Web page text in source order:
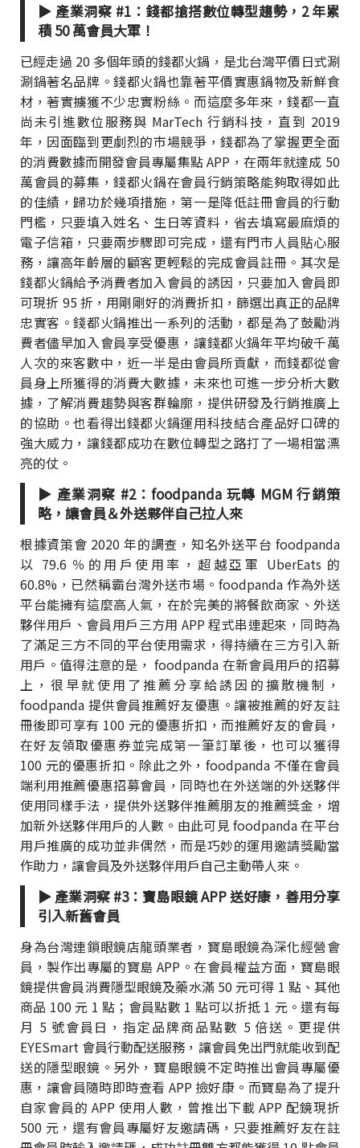
▶ 產業洞察 #1：錢都搶搭數位轉型趨勢，2 年累
積 50 萬會員大軍！
已經走過 20 多個年頭的錢都火鍋，是北台灣平價日式涮
涮鍋著名品牌。錢都火鍋也靠著平價實惠鍋物及新鮮食
材，著實擄獲不少忠實粉絲。而這麼多年來，錢都一直
尚未引進數位服務與 MarTech 行銷科技，直到 2019
年，因面臨到更劇烈的市場競爭，錢都為了掌握更全面
的消費數據而開發會員專屬集點 APP，在兩年就達成 50
萬會員的募集，錢都火鍋在會員行銷策略能夠取得如此
的佳績，歸功於幾項措施，第一是降低註冊會員的行動
門檻，只要填入姓名、生日等資料，省去填寫最麻煩的
電子信箱，只要兩步驟即可完成，還有門市人員貼心服
務，讓高年齡層的顧客更輕鬆的完成會員註冊。其次是
錢都火鍋給予消費者加入會員的誘因，只要加入會員即
可現折 95 折，用剛剛好的消費折扣，篩選出真正的品牌
忠實客。錢都火鍋推出一系列的活動，都是為了鼓勵消
費者儘早加入會員享受優惠，讓錢都火鍋年平均破千萬
人次的來客數中，近一半是由會員所貢獻，而錢都從會
員身上所獲得的消費大數據，未來也可進一步分析大數
據，了解消費趨勢與客群輪廓，提供研發及行銷推廣上
的協助。也看得出錢都火鍋運用科技結合產品好口碑的
強大威力，讓錢都成功在數位轉型之路打了一場相當漂
亮的仗。
▶ 產業洞察 #2：foodpanda 玩轉 MGM 行銷策
略，讓會員＆外送夥伴自己拉人來
根據資策會 2020 年的調查，知名外送平台 foodpanda
以 79.6 ％的用戶使用率，超越亞軍 UberEats 的
60.8%，已然稱霸台灣外送市場。foodpanda 作為外送
平台能擁有這麼高人氣，在於完美的將餐飲商家、外送
夥伴用戶、會員用戶三方用 APP 程式串連起來，同時為
了滿足三方不同的平台使用需求，得持續在三方引入新
用戶。值得注意的是， foodpanda 在新會員用戶的招募
上，很早就使用了推薦分享給誘因的擴散機制，
foodpanda 提供會員推薦好友優惠。讓被推薦的好友註
冊後即可享有 100 元的優惠折扣，而推薦好友的會員，
在好友領取優惠券並完成第一筆訂單後，也可以獲得
100 元的優惠折扣。除此之外，foodpanda 不僅在會員
端利用推薦優惠招募會員，同時也在外送端的外送夥伴
使用同樣手法，提供外送夥伴推薦朋友的推薦獎金，增
加新外送夥伴用戶的人數。由此可見 foodpanda 在平台
用戶推廣的成功並非偶然，而是巧妙的運用邀請獎勵當
作助力，讓會員及外送夥伴用戶自己主動帶人來。
▶ 產業洞察 #3：寶島眼鏡 APP 送好康，善用分享
引入新舊會員
身為台灣連鎖眼鏡店龍頭業者，寶島眼鏡為深化經營會
員，製作出專屬的寶島 APP。在會員權益方面，寶島眼
鏡提供會員消費隱型眼鏡及藥水滿 50 元可得 1 點、其他
商品 100 元 1 點；會員點數 1 點可以折抵 1 元。還有每
月 5 號會員日，指定品牌商品點數 5 倍送。更提供
EYESmart 會員行動配送服務，讓會員免出門就能收到配
送的隱型眼鏡。另外，寶島眼鏡不定時推出會員專屬優
惠，讓會員隨時即時查看 APP 撿好康。而寶島為了提升
自家會員的 APP 使用人數，曾推出下載 APP 配鏡現折
500 元，還有會員專屬好友邀請碼，只要推薦好友在註